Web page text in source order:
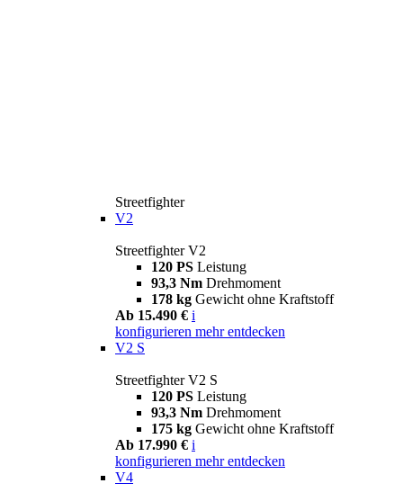
Streetfighter
V2
Streetfighter V2
120 PS Leistung
93,3 Nm Drehmoment
178 kg Gewicht ohne Kraftstoff
Ab 15.490 € i
konfigurieren mehr entdecken
V2 S
Streetfighter V2 S
120 PS Leistung
93,3 Nm Drehmoment
175 kg Gewicht ohne Kraftstoff
Ab 17.990 € i
konfigurieren mehr entdecken
V4